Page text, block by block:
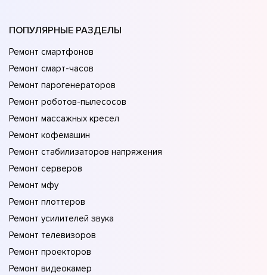
ПОПУЛЯРНЫЕ РАЗДЕЛЫ
Ремонт смартфонов
Ремонт смарт-часов
Ремонт парогенераторов
Ремонт роботов-пылесосов
Ремонт массажных кресел
Ремонт кофемашин
Ремонт стабилизаторов напряжения
Ремонт серверов
Ремонт мфу
Ремонт плоттеров
Ремонт усилителей звука
Ремонт телевизоров
Ремонт проекторов
Ремонт видеокамер